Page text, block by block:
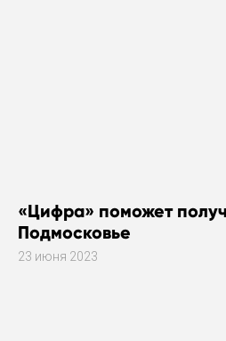
«Цифра» поможет
Подмосковье
23 июня 2023